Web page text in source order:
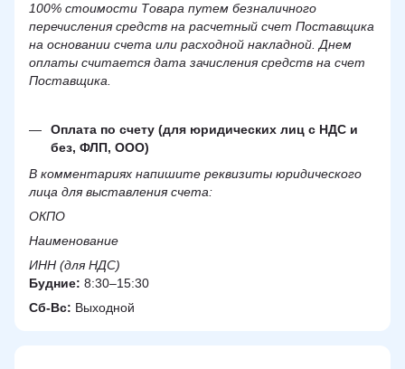
100% стоимости Товара путем безналичного
перечисления средств на расчетный счет Поставщика
на основании счета или расходной накладной. Днем
оплаты считается дата зачисления средств на счет
Поставщика.
Оплата по счету (для юридических лиц с НДС и
без, ФЛП, ООО)
В комментариях напишите реквизиты юридического
лица для выставления счета:
ОКПО
Наименование
ИНН (для НДС)
Будние: 8:30–15:30
Сб-Вс: Выходной